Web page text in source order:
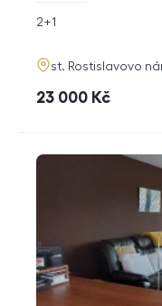
rozměry
disposition
2+1
adresa
st. Rostislavovo
cena
23 000 Kč